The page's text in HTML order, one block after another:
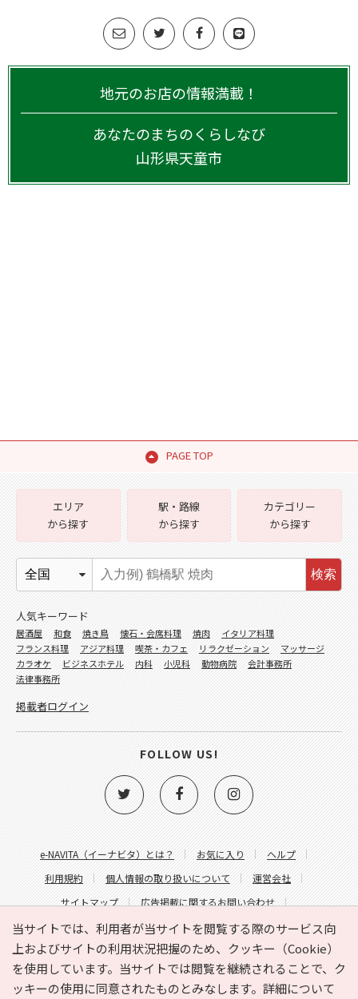
地元のお店の情報満載！
あなたのまちのくらしなび
山形県天童市
PAGE TOP
当サイトでは、利用者が当サイトを閲覧する際のサービス向
上およびサイトの利用状況把握のため、クッキー（Cookie）
を使用しています。当サイトでは閲覧を継続されることで、ク
ッキーの使用に同意されたものとみなします。詳細について
e-NAVITA（イーナビタ）とは？ お気に入り
ヘルプ
利用規約
個人情報の取り扱いについて
運営会社
サイトマップ
広告掲載に関するお問い合わせ
サイトの内容に関するお問い合わせ
エリア
から探す
駅・路線
から探す
カテゴリー
から探す
検索
人気キーワード
居酒屋 和食 焼き鳥 懐石・会席料理 焼肉
イタリア料理
フランス料理
アジア料理 喫茶・カフェ リラクゼーション
マッサージ
カラオケ
ビジネスホテル 内科 小児科 動物病院
会計事務所
法律事務所
掲載者ログイン
FOLLOW US!